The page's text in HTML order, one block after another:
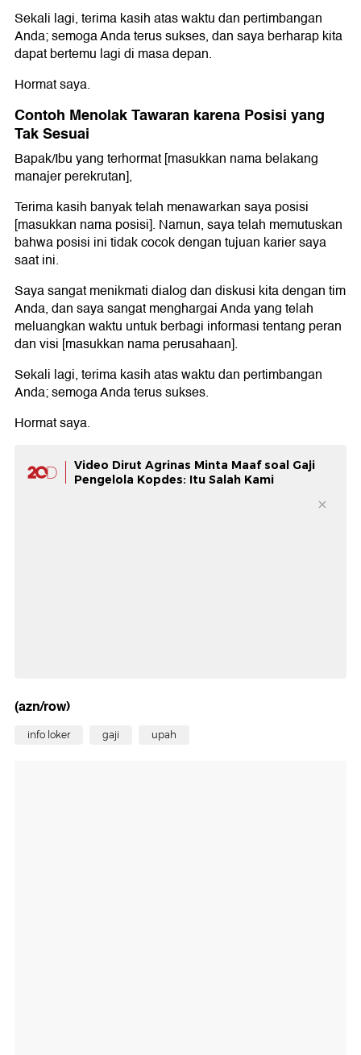
Sekali lagi, terima kasih atas waktu dan pertimbangan
Anda; semoga Anda terus sukses, dan saya berharap kita
dapat bertemu lagi di masa depan.
Hormat saya.
Contoh Menolak Tawaran karena Posisi yang
Tak Sesuai
Bapak/Ibu yang terhormat [masukkan nama belakang
manajer perekrutan],
Terima kasih banyak telah menawarkan saya posisi
[masukkan nama posisi]. Namun, saya telah memutuskan
bahwa posisi ini tidak cocok dengan tujuan karier saya
saat ini.
Saya sangat menikmati dialog dan diskusi kita dengan tim
Anda, dan saya sangat menghargai Anda yang telah
meluangkan waktu untuk berbagi informasi tentang peran
dan visi [masukkan nama perusahaan].
Sekali lagi, terima kasih atas waktu dan pertimbangan
Anda; semoga Anda terus sukses.
Hormat saya.
Video Dirut Agrinas Minta Maaf soal Gaji
Pengelola Kopdes: Itu Salah Kami
(azn/row)
info loker gaji upah